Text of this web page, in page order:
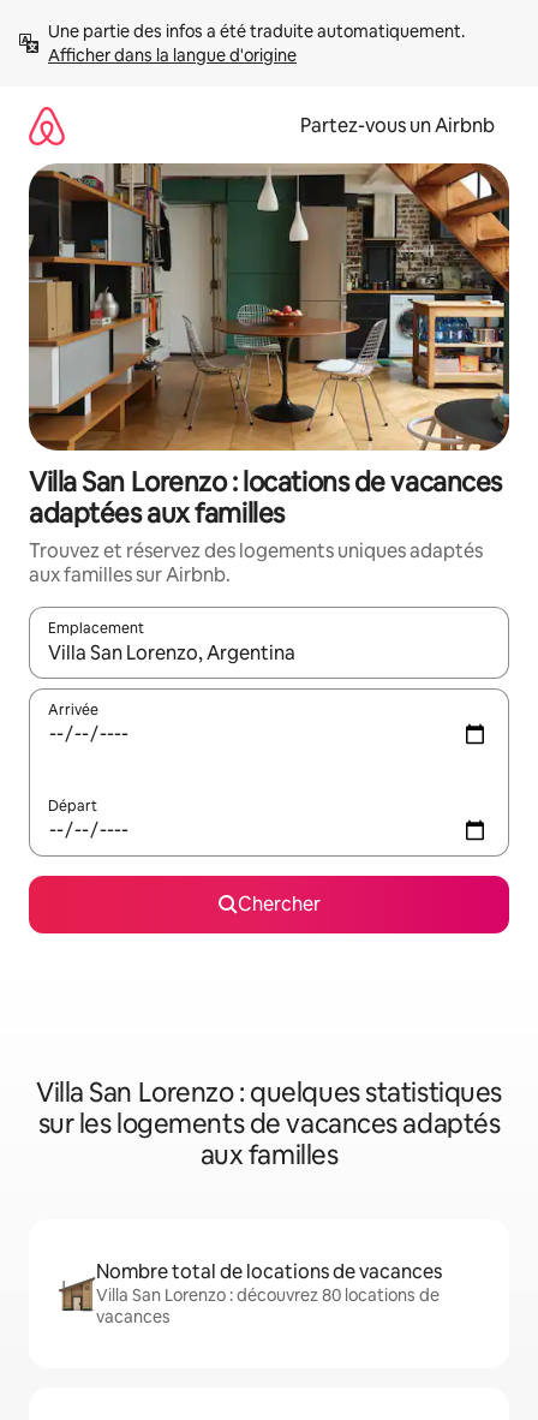
directement
Afficher dans la langue d'origine
Partez-vous un Airbnb
Villa San Lorenzo : locations de vacances
adaptées aux familles
Trouvez et réservez des logements uniques adaptés
aux familles sur Airbnb.
Emplacement
Quand les résultats sont affichés, parcourez-les en utilisant
Arrivée
Départ
Chercher
Villa San Lorenzo : quelques statistiques
sur les logements de vacances adaptés
aux familles
Nombre total de locations de vacances
Villa San Lorenzo : découvrez 80 locations de
vacances